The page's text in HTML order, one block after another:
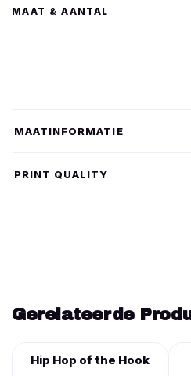
MAAT
MAATINFORMATIE
PRINT QUALITY
Gerelateerde
Hip Hop of the Hook